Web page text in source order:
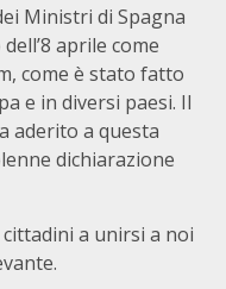
Ministri di Spagna
aprile come
come è stato fatto
e in diversi paesi. Il
aderito a questa
dichiarazione
a unirsi a noi